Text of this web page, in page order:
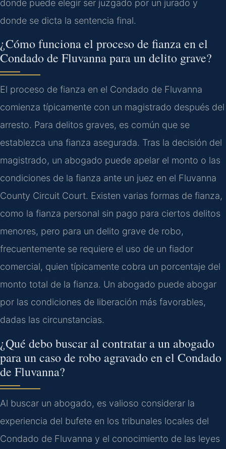
donde puede elegir ser juzgado por un jurado y
donde se dicta la sentencia final.
¿Cómo funciona el proceso de fianza en el
Condado de Fluvanna para un delito grave?
El proceso de fianza en el Condado de Fluvanna
comienza típicamente con un magistrado después del
arresto. Para delitos graves, es común que se
establezca una fianza asegurada. Tras la decisión del
magistrado, un abogado puede apelar el monto o las
condiciones de la fianza ante un juez en el Fluvanna
County Circuit Court. Existen varias formas de fianza,
como la fianza personal sin pago para ciertos delitos
menores, pero para un delito grave de robo,
frecuentemente se requiere el uso de un fiador
comercial, quien típicamente cobra un porcentaje del
monto total de la fianza. Un abogado puede abogar
por las condiciones de liberación más favorables,
dadas las circunstancias.
¿Qué debo buscar al contratar a un abogado
para un caso de robo agravado en el Condado
de Fluvanna?
Al buscar un abogado, es valioso considerar la
experiencia del bufete en los tribunales locales del
Condado de Fluvanna y el conocimiento de las leyes